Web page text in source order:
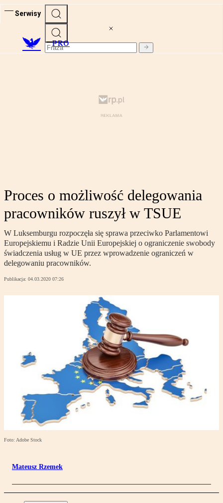
Serwisy
PRO
Proces o możliwość delegowania
pracowników ruszył w TSUE
W Luksemburgu rozpoczęła się sprawa przeciwko Parlamentowi
Europejskiemu i Radzie Unii Europejskiej o ograniczenie swobody
świadczenia usług w UE przez wprowadzenie ograniczeń w
delegowaniu pracowników.
Publikacja: 04.03.2020 07:26
Foto: Adobe Stock
Mateusz Rzemek